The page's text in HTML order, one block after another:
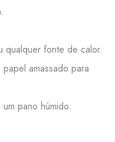
fonte de calor.
amassado para
pano húmido.